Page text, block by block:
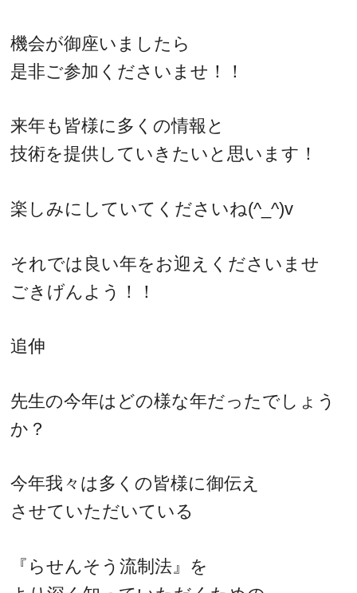
機会が御座いましたら
是非ご参加くださいませ！！
来年も皆様に多くの情報と
技術を提供していきたいと思います！
楽しみにしていてくださいね(^_^)v
それでは良い年をお迎えくださいませ
ごきげんよう！！
追伸
先生の今年はどの様な年だったでしょう
か？
今年我々は多くの皆様に御伝え
させていただいている
『らせんそう流制法』を